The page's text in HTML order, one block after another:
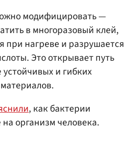
модифицировать —
в многоразовый клей,
при нагреве и разрушается
Это открывает путь
и гибких
, как бактерии
на организм человека.